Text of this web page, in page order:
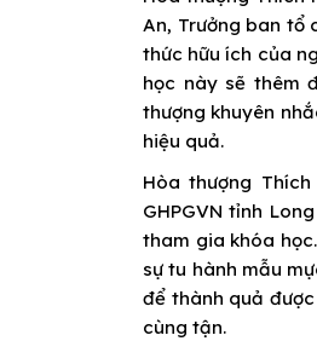
An, Trưởng ban tổ
thức hữu ích của
học này sẽ thêm
thượng khuyên
hiệu quả.
Hòa thượng
GHPGVN tỉnh
tham gia khóa
sự tu hành mẫu
để thành quả
cùng tận.